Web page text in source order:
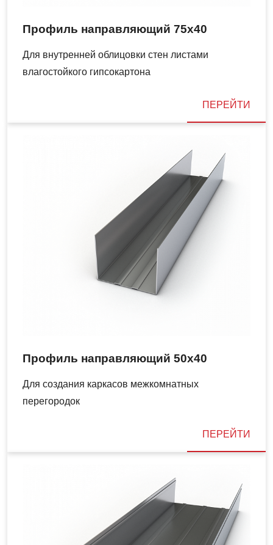
Профиль направляющий 75х40
Для внутренней облицовки стен листами
влагостойкого гипсокартона
ПЕРЕЙТИ
Профиль направляющий 50х40
Для создания каркасов межкомнатных
перегородок
ПЕРЕЙТИ